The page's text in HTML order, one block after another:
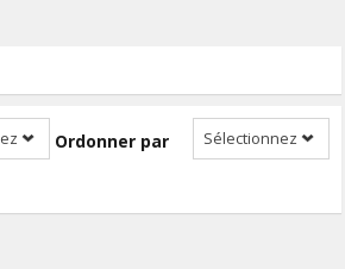
Ordonner par Sélectionnez